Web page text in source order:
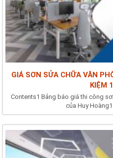
GIÁ SƠN SỬA CHỮA VĂN
KIỆM
Contents1 Bảng báo giá thi công
của Huy